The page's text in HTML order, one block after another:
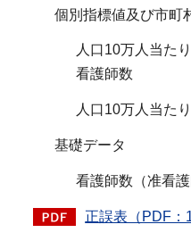
個別指標値及び市町
人口10万人当た
看護師数
人口10万人当た
基礎データ
看護師数（准看
正誤表（PDF：